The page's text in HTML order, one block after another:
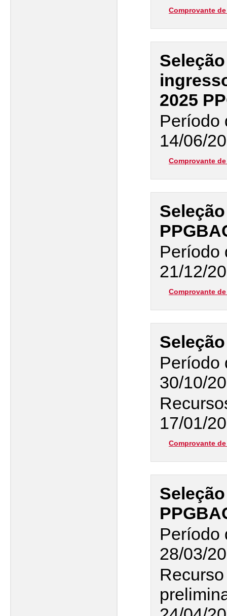
Comprovante
2025
Período
14/06/
Comprovante
Período
21/12/
Comprovante
Período
30/10/
17/01/
Comprovante
Período
28/03/